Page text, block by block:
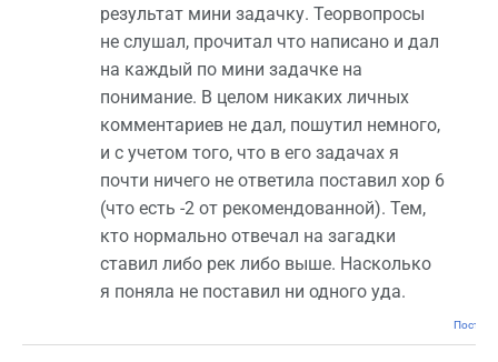
результат мини задачку. Теорвопросы
не слушал, прочитал что написано и дал
на каждый по мини задачке на
понимание. В целом никаких личных
комментариев не дал, пошутил немного,
и с учетом того, что в его задачах я
почти ничего не ответила поставил хор 6
(что есть -2 от рекомендованной). Тем,
кто нормально отвечал на загадки
ставил либо рек либо выше. Насколько
я поняла не поставил ни одного уда.